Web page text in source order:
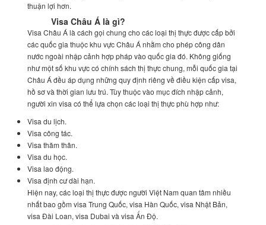
thuận lợi hơn.
Visa Châu Á là gì?
Visa Châu Á là cách gọi chung cho các loại thị thực được cấp bởi
các quốc gia thuộc khu vực Châu Á nhằm cho phép công dân
nước ngoài nhập cảnh hợp pháp vào quốc gia đó. Không giống
như một số khu vực có chính sách thị thực chung, mỗi quốc gia tại
Châu Á đều áp dụng những quy định riêng về điều kiện cấp visa,
hồ sơ và thời gian lưu trú. Tùy thuộc vào mục đích nhập cảnh,
người xin visa có thể lựa chọn các loại thị thực phù hợp như:
Visa du lịch.
Visa công tác.
Visa thăm thân.
Visa du học.
Visa lao động.
Visa định cư dài hạn.
Hiện nay, các loại thị thực được người Việt Nam quan tâm nhiều
nhất bao gồm visa Trung Quốc, visa Hàn Quốc, visa Nhật Bản,
visa Đài Loan, visa Dubai và visa Ấn Độ.